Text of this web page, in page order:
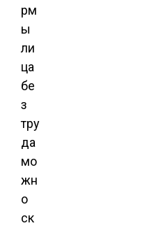
рм
ы
ли
ца
бе
з
тру
да
мо
жн
о
ск